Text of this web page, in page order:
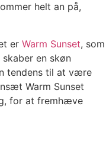
helt an på,
er Warm Sunset, som
en skøn
tendens til at være
Warm Sunset
for at fremhæve